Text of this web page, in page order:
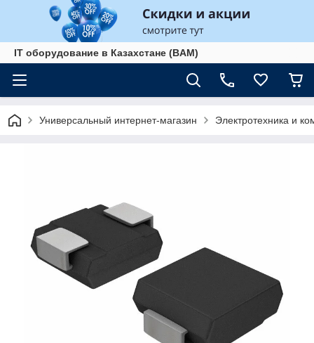
IT оборудование в Казахстане (BAM)
Универсальный интернет-магазин Электротехника и